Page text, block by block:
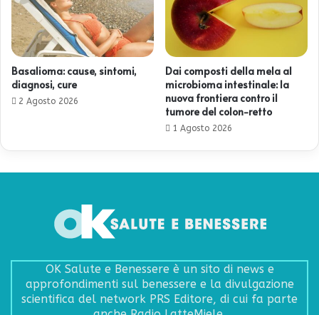
Basalioma: cause, sintomi,
diagnosi, cure
2 Agosto 2026
Dai composti della mela al
microbioma intestinale: la
nuova frontiera contro il
tumore del colon-retto
1 Agosto 2026
OK Salute e Benessere è un sito di news e
approfondimenti sul benessere e la divulgazione
scientifica del network PRS Editore, di cui fa parte